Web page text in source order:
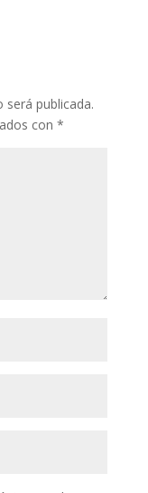
publicada.
con *